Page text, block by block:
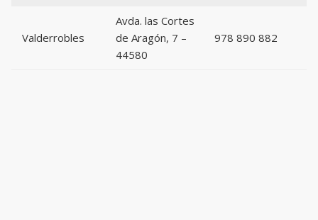
Valderrobles
Avda. las Cortes
de Aragón, 7 –
44580
978 890 882